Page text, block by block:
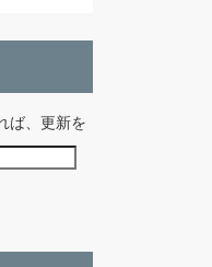
ば、更新を